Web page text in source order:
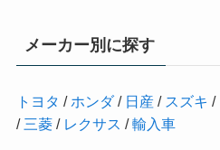
メーカー別に探す
トヨタ / ホンダ/ 日産/ スズキ /
/ 三菱/ レクサス /輸入車